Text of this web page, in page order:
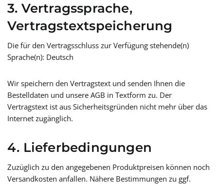
3. Vertragssprache,
Vertragstextspeicherung
Die für den Vertragsschluss zur Verfügung stehende(n)
Sprache(n): Deutsch
Wir speichern den Vertragstext und senden Ihnen die
Bestelldaten und unsere AGB in Textform zu. Der
Vertragstext ist aus Sicherheitsgründen nicht mehr über das
Internet zugänglich.
4. Lieferbedingungen
Zuzüglich zu den angegebenen Produktpreisen können noch
Versandkosten anfallen. Nähere Bestimmungen zu ggf.